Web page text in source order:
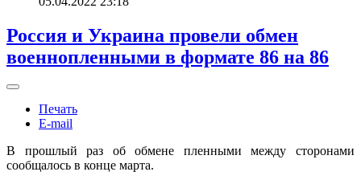
Россия и Украина провели обмен
военнопленными в формате 86 на 86
Печать
E-mail
В прошлый раз об обмене пленными между сторонами
сообщалось в конце марта.